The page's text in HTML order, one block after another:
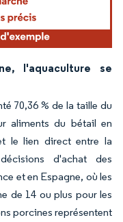
l'aquaculture se
70,36 % de la taille du
aliments du bétail en
le lien direct entre la
d'achat des
et en Espagne, où les
de 14 ou plus pour les
porcines représentent